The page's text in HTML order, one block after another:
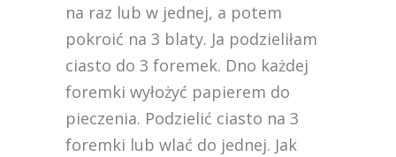
na raz lub w jednej, a potem
pokroić na 3 blaty. Ja podzieliłam
ciasto do 3 foremek. Dno każdej
foremki wyłożyć papierem do
pieczenia. Podzielić ciasto na 3
foremki lub wlać do jednej. Jak